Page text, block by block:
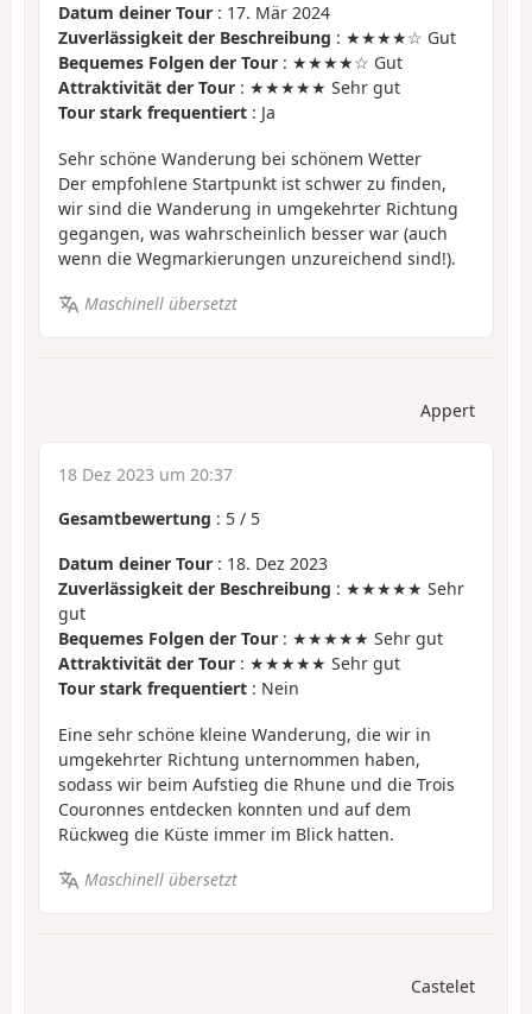
Datum deiner Tour : 17. Mär 2024
Zuverlässigkeit der Beschreibung : ★★★★☆ Gut
Bequemes Folgen der Tour : ★★★★☆ Gut
Attraktivität der Tour : ★★★★★ Sehr gut
Tour stark frequentiert : Ja
Sehr schöne Wanderung bei schönem Wetter
Der empfohlene Startpunkt ist schwer zu finden,
wir sind die Wanderung in umgekehrter Richtung
gegangen, was wahrscheinlich besser war (auch
wenn die Wegmarkierungen unzureichend sind!).
Maschinell übersetzt
Appert
18 Dez 2023 um 20:37
Gesamtbewertung : 5 / 5
Datum deiner Tour : 18. Dez 2023
Zuverlässigkeit der Beschreibung : ★★★★★ Sehr
gut
Bequemes Folgen der Tour : ★★★★★ Sehr gut
Attraktivität der Tour : ★★★★★ Sehr gut
Tour stark frequentiert : Nein
Eine sehr schöne kleine Wanderung, die wir in
umgekehrter Richtung unternommen haben,
sodass wir beim Aufstieg die Rhune und die Trois
Couronnes entdecken konnten und auf dem
Rückweg die Küste immer im Blick hatten.
Maschinell übersetzt
Castelet